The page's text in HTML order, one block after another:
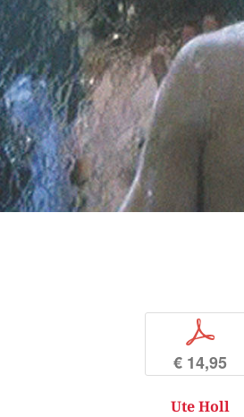
p
€ 14,95
Ute Holl